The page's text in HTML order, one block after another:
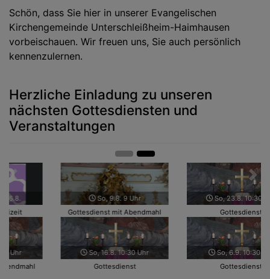
Schön, dass Sie hier in unserer Evangelischen
Kirchengemeinde Unterschleißheim-Haimhausen
vorbeischauen. Wir freuen uns, Sie auch persönlich
kennenzulernen.
Herzliche Einladung zu unseren
nächsten Gottesdiensten und
Veranstaltungen
So, 23.8. 10:30 Uhr
Gottesdienst
So, 30.8. 10:30 Uhr
So, 6.9. 10:30 Uhr
So, 13.9. 9 Uhr
Zurück